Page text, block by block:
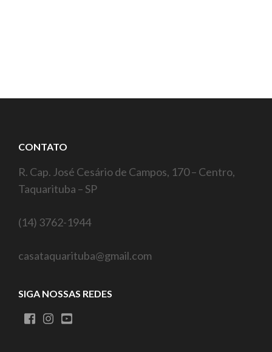
CONTATO
R. Cap. José Cesário de Campos, 170 – Centro,
Taquarituba – SP
(14) 3762-1944
casataquarituba@gmail.com
SIGA NOSSAS REDES